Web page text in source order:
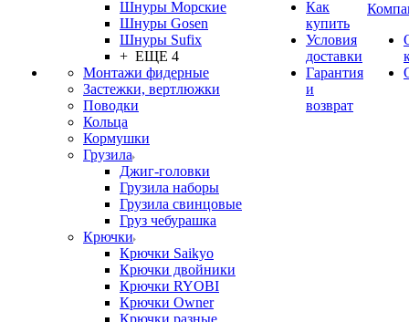
Шнуры Морские
Шнуры Gosen
Шнуры Sufix
+ ЕЩЕ 4
Монтажи фидерные
Застежки, вертлюжки
Поводки
Кольца
Кормушки
Грузила
Джиг-головки
Грузила наборы
Грузила свинцовые
Груз чебурашка
Крючки
Крючки Saikyo
Крючки двойники
Крючки RYOBI
Крючки Owner
Крючки разные
Как
купить
Условия
доставки
Гарантия
и
возврат